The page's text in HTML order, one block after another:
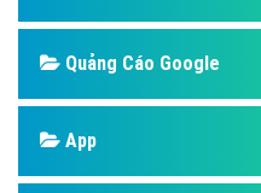
Quảng Cáo Google
App